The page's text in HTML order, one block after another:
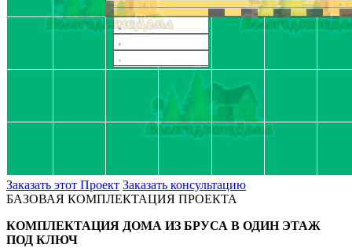
Заказать этот Проект Заказать консультацию
БАЗОВАЯ КОМПЛЕКТАЦИЯ ПРОЕКТА
КОМПЛЕКТАЦИЯ ДОМА ИЗ БРУСА В ОДИН ЭТАЖ
ПОД КЛЮЧ